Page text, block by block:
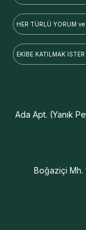
HER TÜRLÜ YORUM ve
EKİBE KATILMAK
Ada Apt. (Yanık
Boğaziçi Mh.